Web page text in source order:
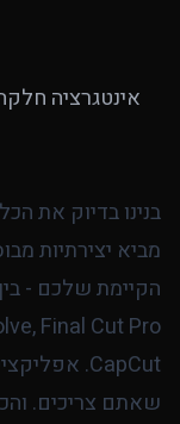
אינטגרציה
שאתם צריכים.